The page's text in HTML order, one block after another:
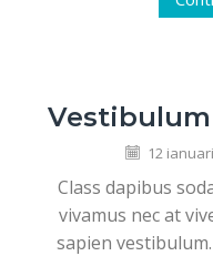
12
Class dapibus
vivamus nec at
sapien